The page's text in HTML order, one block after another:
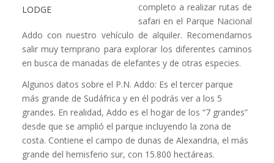
completo a realizar rutas de
safari en el Parque Nacional
Addo con nuestro vehículo de alquiler. Recomendamos
salir muy temprano para explorar los diferentes caminos
en busca de manadas de elefantes y de otras especies.
Algunos datos sobre el P.N. Addo: Es el tercer parque
más grande de Sudáfrica y en él podrás ver a los 5
grandes. En realidad, Addo es el hogar de los “7 grandes”
desde que se amplió el parque incluyendo la zona de
costa. Contiene el campo de dunas de Alexandria, el más
grande del hemisferio sur, con 15.800 hectáreas.